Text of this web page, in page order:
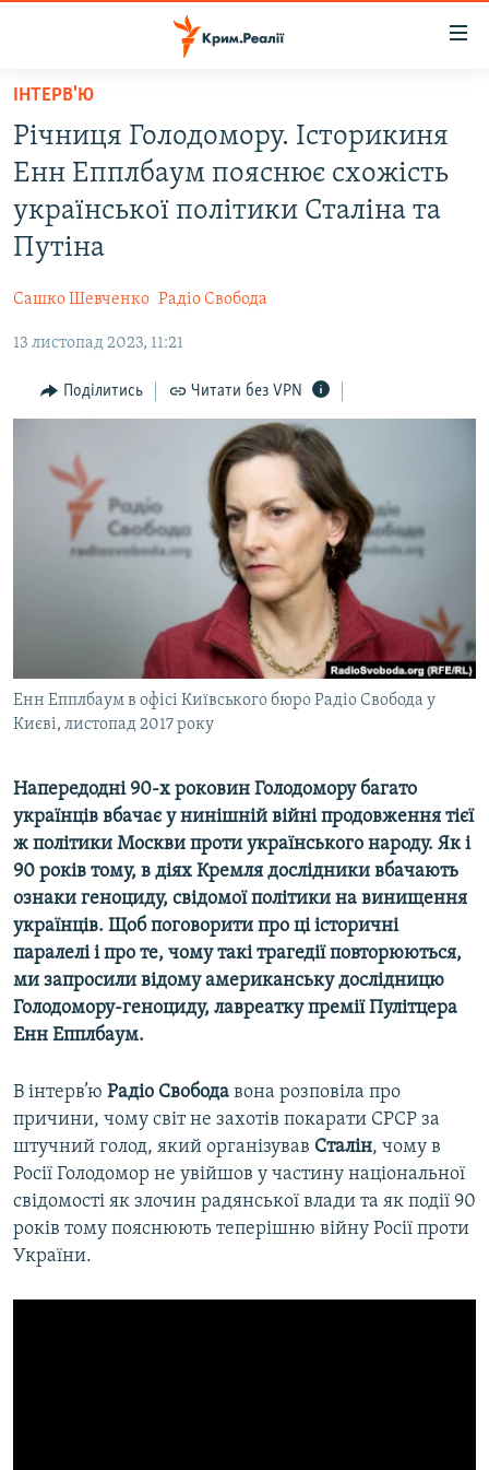
Перейти
основного
матеріалу
Перейти
до
основної
Перейти
до
ВОДА.КРИМ
ВІДЕО ТА ФОТО
ПОЛІТИКА
ІНТЕРВ'Ю
ВСЕ ЗА ДЕНЬ
ДЕПОРТАЦІЯ
ВІДЕОУРОКИ «ELIFBE»
СВІДЧЕННЯ ОКУПАЦІЇ
УКРАЇНСЬКА ПРОБЛЕМА КРИМУ
ЯК ОБІЙТИ БЛОКУВАННЯ
Русский
Усі сайти RFE/RL
ІНТЕРВ'Ю
Річниця Голодомору. Історикиня
Енн Епплбаум пояснює схожість
української політики Сталіна та
Путіна
Сашко Шевченко Радіо Свобода
13 листопад 2023, 11:21
Поділитись Читати без VPN
Енн Епплбаум в офісі Київського бюро Радіо Свобода у
Києві, листопад 2017 року
Напередодні 90-х роковин Голодомору багато
українців вбачає у нинішній війні продовження тієї
ж політики Москви проти українського народу. Як і
90 років тому, в діях Кремля дослідники вбачають
ознаки геноциду, свідомої політики на винищення
українців. Щоб поговорити про ці історичні
паралелі і про те, чому такі трагедії повторюються,
ми запросили відому американську дослідницю
Голодомору-геноциду, лавреатку премії Пулітцера
Енн Епплбаум.
В інтерв’ю Радіо Свобода вона розповіла про
причини, чому світ не захотів покарати СРСР за
штучний голод, який організував Сталін, чому в
Росії Голодомор не увійшов у частину національної
свідомості як злочин радянської влади та як події 90
років тому пояснюють теперішню війну Росії проти
України.